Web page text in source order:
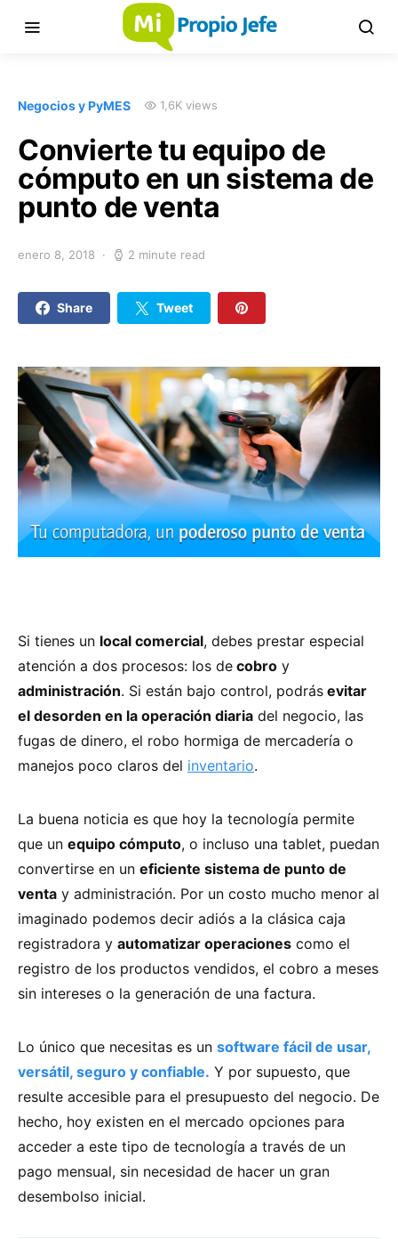
Negocios y PyMES 1,6K views
Convierte tu equipo de
cómputo en un sistema de
punto de venta
enero 8, 2018 2 minute read
Share Tweet
Si tienes un local comercial, debes prestar especial
atención a dos procesos: los de cobro y
administración. Si están bajo control, podrás evitar
el desorden en la operación diaria del negocio, las
fugas de dinero, el robo hormiga de mercadería o
manejos poco claros del inventario.
La buena noticia es que hoy la tecnología permite
que un equipo cómputo, o incluso una tablet, puedan
convertirse en un eficiente sistema de punto de
venta y administración. Por un costo mucho menor al
imaginado podemos decir adiós a la clásica caja
registradora y automatizar operaciones como el
registro de los productos vendidos, el cobro a meses
sin intereses o la generación de una factura.
Lo único que necesitas es un software fácil de usar,
versátil, seguro y confiable. Y por supuesto, que
resulte accesible para el presupuesto del negocio. De
hecho, hoy existen en el mercado opciones para
acceder a este tipo de tecnología a través de un
pago mensual, sin necesidad de hacer un gran
desembolso inicial.